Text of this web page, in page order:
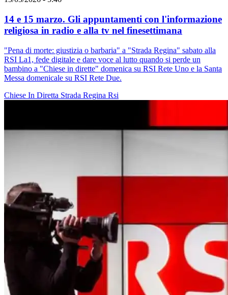
14 e 15 marzo. Gli appuntamenti con l'informazione
religiosa in radio e alla tv nel finesettimana
"Pena di morte: giustizia o barbaria" a "Strada Regina" sabato alla
RSI La1, fede digitale e dare voce al lutto quando si perde un
bambino a "Chiese in dirette" domenica su RSI Rete Uno e la Santa
Messa domenicale su RSI Rete Due.
Chiese In Diretta Strada Regina Rsi